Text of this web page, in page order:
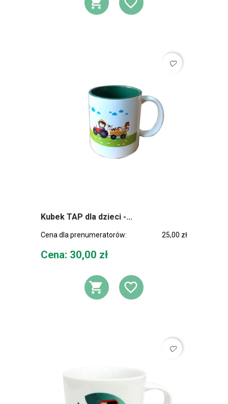
DODAJ DO
DODAJ DO
favorite_border
Kubek TAP dla dzieci -...
Cena dla prenumeratorów: 25,00 zł
Cena
Cena: 30,00 zł
DODAJ DO
DODAJ DO
favorite_border